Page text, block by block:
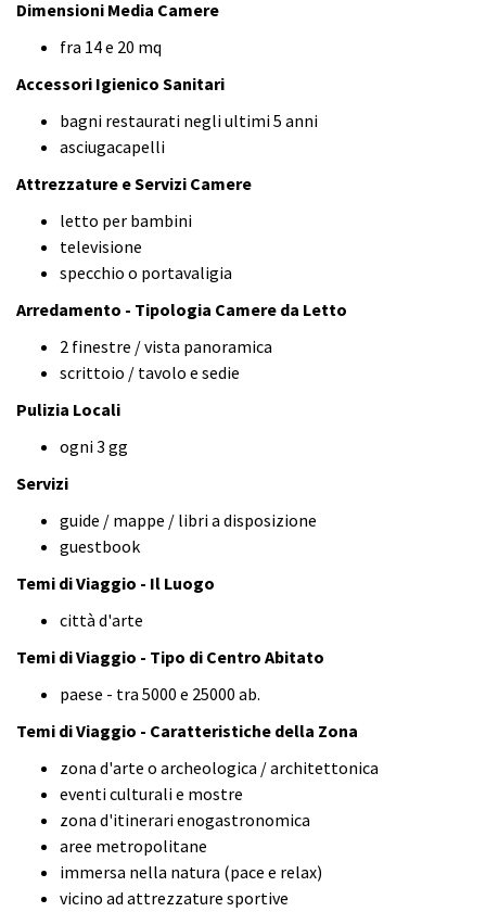
Dimensioni Media Camere
fra 14 e 20 mq
Accessori Igienico Sanitari
bagni restaurati negli ultimi 5 anni
asciugacapelli
Attrezzature e Servizi Camere
letto per bambini
televisione
specchio o portavaligia
Arredamento - Tipologia Camere da Letto
2 finestre / vista panoramica
scrittoio / tavolo e sedie
Pulizia Locali
ogni 3 gg
Servizi
guide / mappe / libri a disposizione
guestbook
Temi di Viaggio - Il Luogo
città d'arte
Temi di Viaggio - Tipo di Centro Abitato
paese - tra 5000 e 25000 ab.
Temi di Viaggio - Caratteristiche della Zona
zona d'arte o archeologica / architettonica
eventi culturali e mostre
zona d'itinerari enogastronomica
aree metropolitane
immersa nella natura (pace e relax)
vicino ad attrezzature sportive